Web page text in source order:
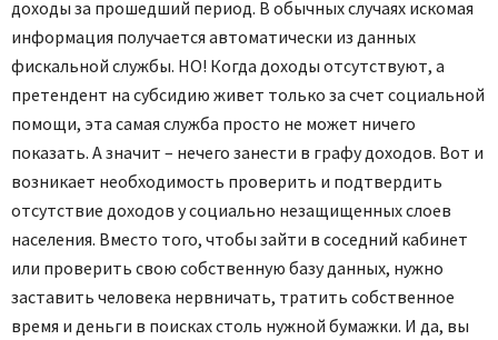
доходы за прошедший период. В обычных случаях искомая
информация получается автоматически из данных
фискальной службы. НО! Когда доходы отсутствуют, а
претендент на субсидию живет только за счет социальной
помощи, эта самая служба просто не может ничего
показать. А значит – нечего занести в графу доходов. Вот и
возникает необходимость проверить и подтвердить
отсутствие доходов у социально незащищенных слоев
населения. Вместо того, чтобы зайти в соседний кабинет
или проверить свою собственную базу данных, нужно
заставить человека нервничать, тратить собственное
время и деньги в поисках столь нужной бумажки. И да, вы